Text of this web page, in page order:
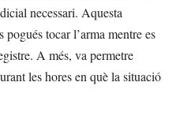
necessari. Aquesta
tocar l’arma mentre es
A més, va permetre
les hores en què la situació